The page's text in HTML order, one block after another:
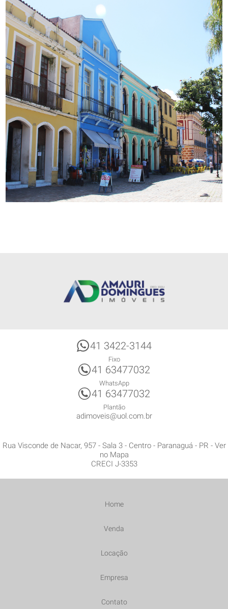
41 3422-3144
Fixo
41 63477032
WhatsApp
41 63477032
Plantão
adimoveis@uol.com.br
Rua Visconde de Nacar, 957 - Sala 3- Centro - Paranaguá - PR - Ver
no Mapa
CRECI J-3353
Home
Venda
Locação
Empresa
Contato